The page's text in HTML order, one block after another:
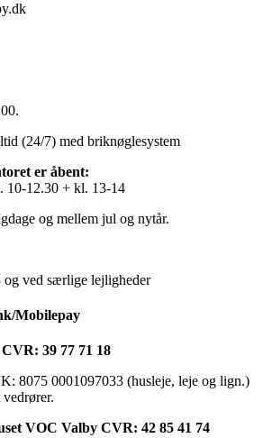
(24/7) med briknøglesystem
er åbent:
10-12.30 + kl. 13-14
og mellem jul og nytår.
ved særlige lejligheder
Mobilepay
39 77 71 18
8075 0001097033 (husleje, leje og lign.)
VOC Valby CVR: 42 85 41 74